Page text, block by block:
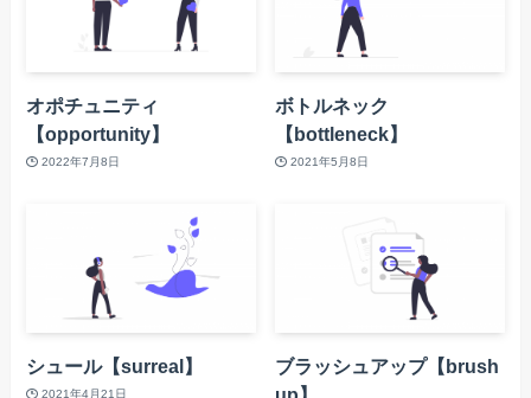
オポチュニティ
【opportunity】
2022年7月8日
ボトルネック
【bottleneck】
2021年5月8日
シュール【surreal】
2021年4月21日
ブラッシュアップ【brush